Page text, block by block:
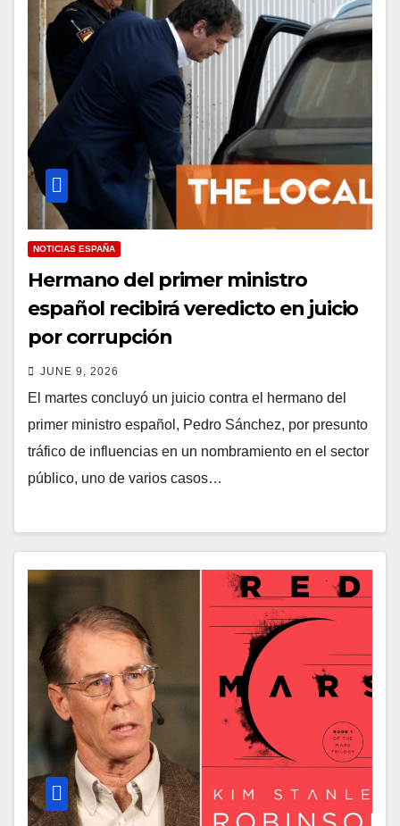
NOTICIAS ESPAÑA
Hermano del primer ministro
español recibirá veredicto en juicio
por corrupción
JUNE 9, 2026
El martes concluyó un juicio contra el hermano del
primer ministro español, Pedro Sánchez, por presunto
tráfico de influencias en un nombramiento en el sector
público, uno de varios casos…